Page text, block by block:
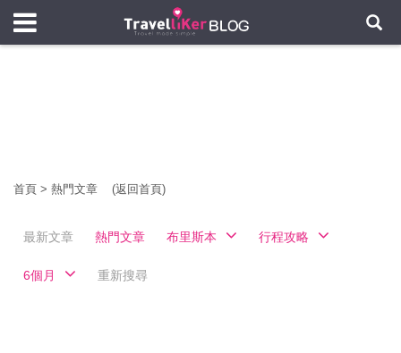
首頁 > 熱門文章 (返回首頁)
最新文章 熱門文章 布里斯本 行程攻略
6個月 重新搜尋